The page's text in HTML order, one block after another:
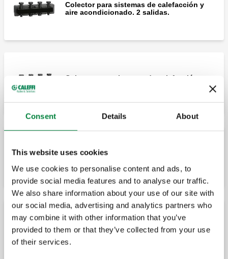
Consent Details About
This website uses cookies
We use cookies to personalise content and ads, to
provide social media features and to analyse our traffic.
We also share information about your use of our site with
our social media, advertising and analytics partners who
may combine it with other information that you’ve
provided to them or that they’ve collected from your use
of their services.
Colector para sistemas de calefacción y
aire acondicionado. 2 salidas.
Colector para sistemas de calefacción y
Colector para sistemas de calefacción y
Colector para sistemas de calefacción y
aire acondicionado. 4 salidas.